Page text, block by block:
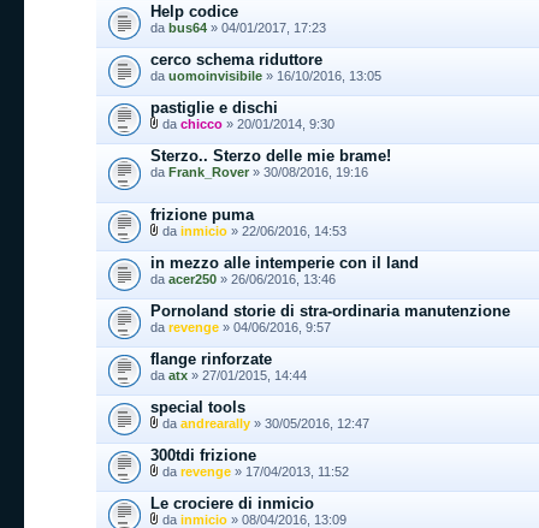
Help codice
da bus64 » 04/01/2017, 17:23
cerco schema riduttore
da uomoinvisibile » 16/10/2016, 13:05
pastiglie e dischi
da chicco » 20/01/2014, 9:30
Sterzo.. Sterzo delle mie brame!
da Frank_Rover » 30/08/2016, 19:16
frizione puma
da inmicio » 22/06/2016, 14:53
in mezzo alle intemperie con il land
da acer250 » 26/06/2016, 13:46
Pornoland storie di stra-ordinaria manutenzione
da revenge » 04/06/2016, 9:57
flange rinforzate
da atx » 27/01/2015, 14:44
special tools
da andrearally » 30/05/2016, 12:47
300tdi frizione
da revenge » 17/04/2013, 11:52
Le crociere di inmicio
da inmicio » 08/04/2016, 13:09